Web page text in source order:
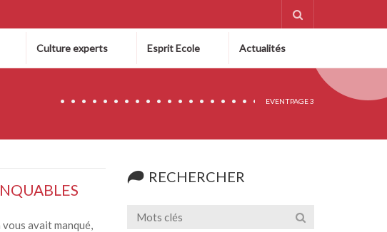
Culture experts Esprit Ecole Actualités
EVENTPAGE 3
vous avait manqué,
RECHERCHER